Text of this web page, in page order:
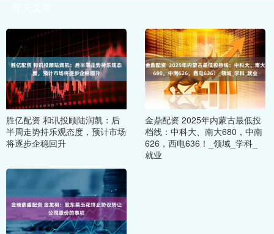
胜亿配资 和讯投顾陆润凯：后
半周走势持乐观态度，预计市场
将逐步企稳回升
金鼎配资 2025年内蒙古最低投
档线：中科大、南大680，中南
626，西电636！_领域_学科_
就业